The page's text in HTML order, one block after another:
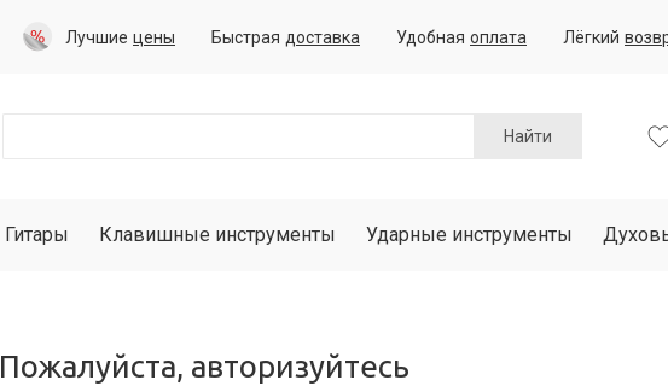
Лучшие цены Быстрая доставка Удобная оплата Лёгкий
Найти
Гитары Клавишные инструменты Ударные инструменты
Пожалуйста, авторизуйтесь